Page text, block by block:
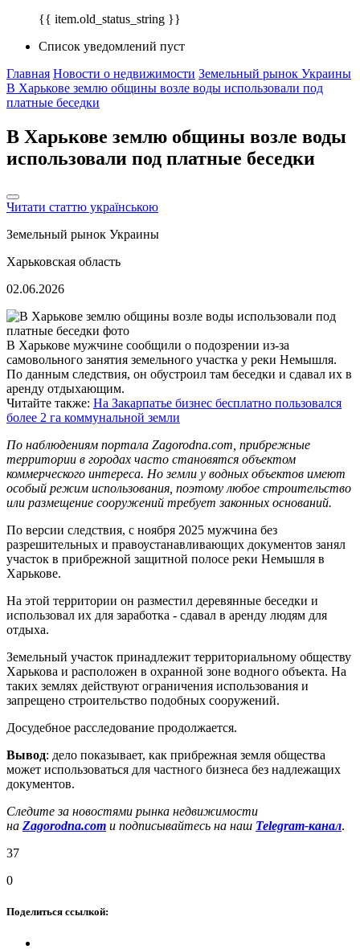
{{ item.old_status_string }}
Список уведомлений пуст
Главная Новости о недвижимости Земельный рынок Украины
В Харькове землю общины возле воды использовали под
платные беседки
В Харькове землю общины возле воды
использовали под платные беседки
Читати статтю українською
Земельный рынок Украины
Харьковская область
02.06.2026
В Харькове мужчине сообщили о подозрении из-за
самовольного занятия земельного участка у реки Немышля.
По данным следствия, он обустроил там беседки и сдавал их в
аренду отдыхающим.
Читайте также: На Закарпатье бизнес бесплатно пользовался
более 2 га коммунальной земли
По наблюдениям портала Zagorodna.com, прибрежные
территории в городах часто становятся объектом
коммерческого интереса. Но земли у водных объектов имеют
особый режим использования, поэтому любое строительство
или размещение сооружений требует законных оснований.
По версии следствия, с ноября 2025 мужчина без
разрешительных и правоустанавливающих документов занял
участок в прибрежной защитной полосе реки Немышля в
Харькове.
На этой территории он разместил деревянные беседки и
использовал их для заработка - сдавал в аренду людям для
отдыха.
Земельный участок принадлежит территориальному обществу
Харькова и расположен в охранной зоне водного объекта. На
таких землях действуют ограничения использования и
запрещено строительство подобных сооружений.
Досудебное расследование продолжается.
Вывод: дело показывает, как прибрежная земля общества
может использоваться для частного бизнеса без надлежащих
документов.
Следите за новостями рынка недвижимости
на Zagorodna.com и подписывайтесь на наш Telegram-канал.
37
0
Поделиться ссылкой: